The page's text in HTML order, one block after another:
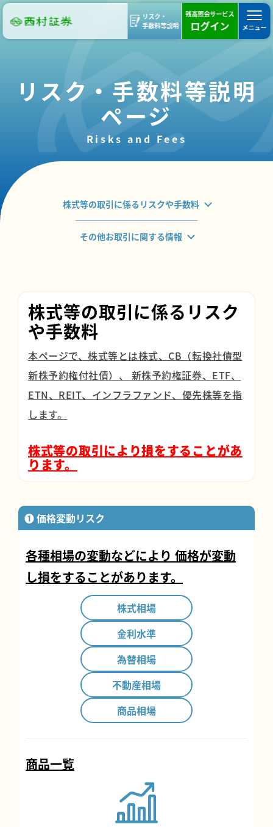
リスク・
手数料等説明
残高照会サービス
ログイン メニュー
リスク・手数料等説明
ページ
Risks and Fees
株式等の取引に係るリスクや手数料
その他お取引に関する情報
株式等の取引に係るリスク
や手数料
本ページで、株式等とは株式、CB（転換社債型
新株予約権付社債）、
新株予約権証券、ETF、
ETN、REIT、インフラファンド、優先株等を指
します。
株式等の取引により損をすることがあ
ります。
❶ 価格変動リスク
各種相場の変動などにより 価格が変動
し損をすることがあります。
株式相場
金利水準
為替相場
不動産相場
商品相場
商品一覧